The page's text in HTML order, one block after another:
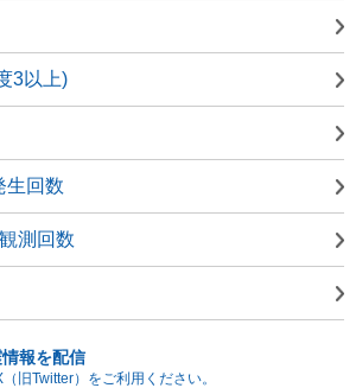
3以上)
生回数
測回数
報を配信
旧Twitter）をご利用ください。